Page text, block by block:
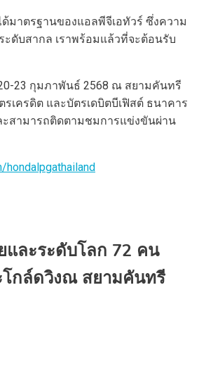
มาตรฐานของแอลพีจีเอทัวร์ ซึ่งความ
ดับสากล เราพร้อมแล้วที่จะต้อนรับ
23 กุมภาพันธ์ 2568 ณ สยามคันทรี
เครดิต และบัตรเดบิตบีเฟิสต์ ธนาคาร
ะสามารถติดตามชมการแข่งขันผ่าน
hondalpgathailand
และระดับโลก 72 คน
โกล์ดวิงณ สยามคันทรี